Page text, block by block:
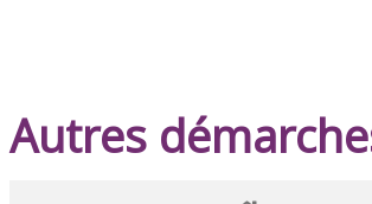
Autres